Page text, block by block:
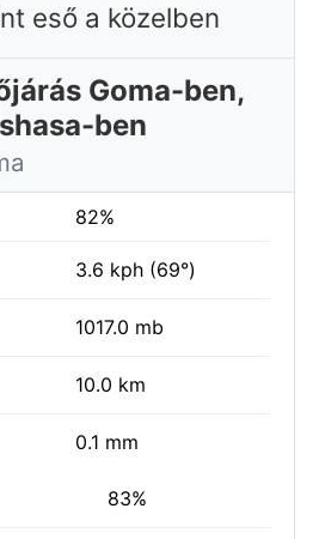
eső a közelben
Goma-ben,
ben
82%
3.6 kph (69°)
1017.0 mb
10.0 km
0.1 mm
83%